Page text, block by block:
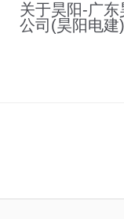
关于昊阳-广
公司(昊阳电建)